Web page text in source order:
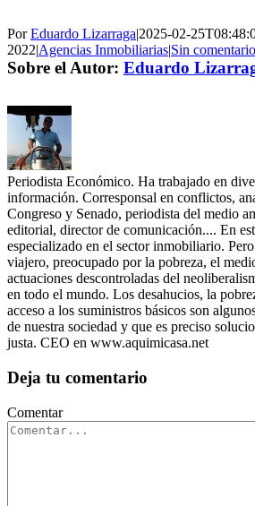
PorEduardo Lizarraga|2025-02-
2022|Agencias Inmobiliarias|Sin
Sobre el Autor: Eduardo
Periodista Económico. Ha trabajado en
información. Corresponsal en conflictos,
Congreso y Senado, periodista del medio
editorial, director de comunicación.... En
especializado en el sector inmobiliario.
viajero, preocupado por la pobreza, el
actuaciones descontroladas del
en todo el mundo. Los desahucios, la
acceso a los suministros básicos son
de nuestra sociedad y que es preciso
justa. CEO en www.aquimicasa.net
Deja tu comentario
Comentar